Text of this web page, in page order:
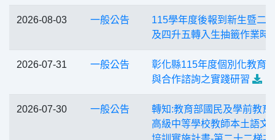
2026-08-03 一般公告
115學年度後報到新生暨二
及四升五轉入生抽籤作業時
2026-07-31 一般公告
彰化縣115年度個別化教育
與合作諮詢之實踐研習
2026-07-30 一般公告
轉知:教育部國民及學前教育
高級中等學校教師本土語文